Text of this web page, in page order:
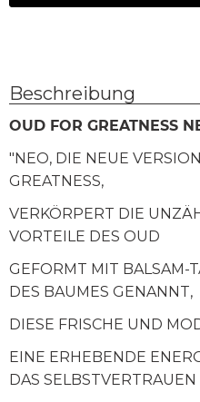
Beschreibung
OUD FOR GREATNESS
"NEO, DIE NEUE
GREATNESS,
VERKÖRPERT DIE
VORTEILE DES OUD
GEFORMT MIT BALSAM-
DES BAUMES GENANNT,
DIESE FRISCHE UND
EINE ERHEBENDE
DAS SELBSTVERTRAUEN